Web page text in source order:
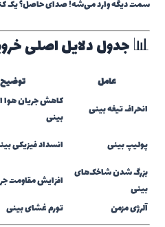
سمت دیگه وارد می‌شه! صدای حاصل؟ یک
📊 جدول دلایل اصلی
عامل توضیح
انحراف تیغه بینی
کاهش جریان هوا
بینی
پولیپ بینی انسداد فیزیکی
بزرگ شدن شاخک‌های
بینی
افزایش مقاومت
آلرژی مزمن
تورم غشای بینی